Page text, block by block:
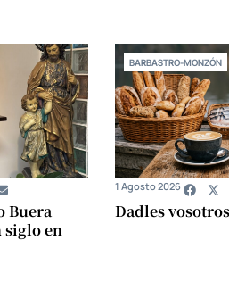
Buera
siglo en
BARBASTRO-MONZÓN
Dadles
1 Agosto 2026